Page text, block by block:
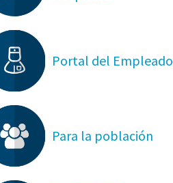
Portal del Empleado
Para la población